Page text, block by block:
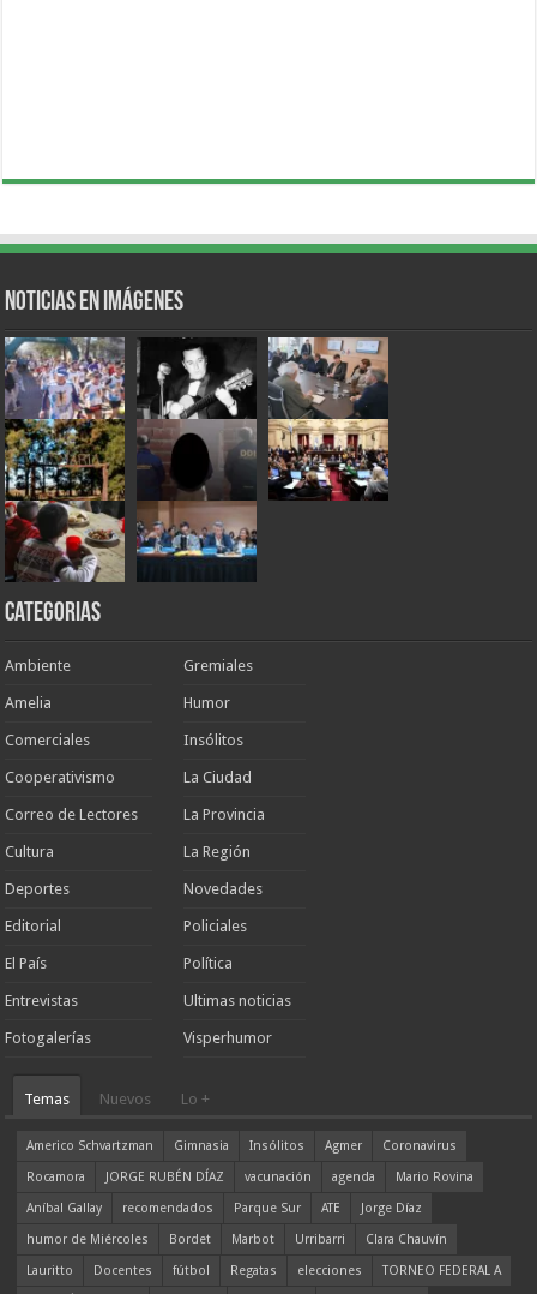
Noticias en Imágenes
Categorias
Ambiente
Amelia
Comerciales
Cooperativismo
Correo de Lectores
Cultura
Deportes
Editorial
El País
Entrevistas
Fotogalerías
Gremiales
Humor
Insólitos
La Ciudad
La Provincia
La Región
Novedades
Policiales
Política
Ultimas noticias
Visperhumor
Temas Nuevos Lo +
Americo Schvartzman Gimnasia Insólitos Agmer
Coronavirus
Rocamora
JORGE RUBÉN DÍAZ vacunación agenda
Mario Rovina
Aníbal Gallay
recomendados Parque Sur ATE
Jorge Díaz
humor de Miércoles
Bordet Marbot Urribarri
Clara Chauvín
Lauritto
Docentes fútbol Regatas elecciones TORNEO FEDERAL A